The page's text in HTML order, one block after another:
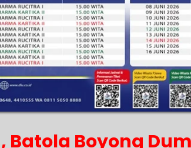
Batola Boyong